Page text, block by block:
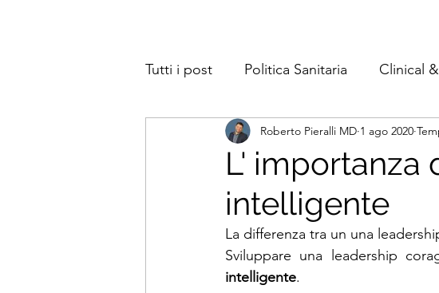
Tutti i post Politica Sanitaria Clinical
L' importanza
intelligente
Roberto Pieralli MD 1 ago 2020
La differenza tra un una
Sviluppare una leadership
intelligente.